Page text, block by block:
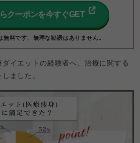
クーポンを今すぐGET
料です。無理な勧誘はありません。
イエットの経験者へ、治療に関する
ました。